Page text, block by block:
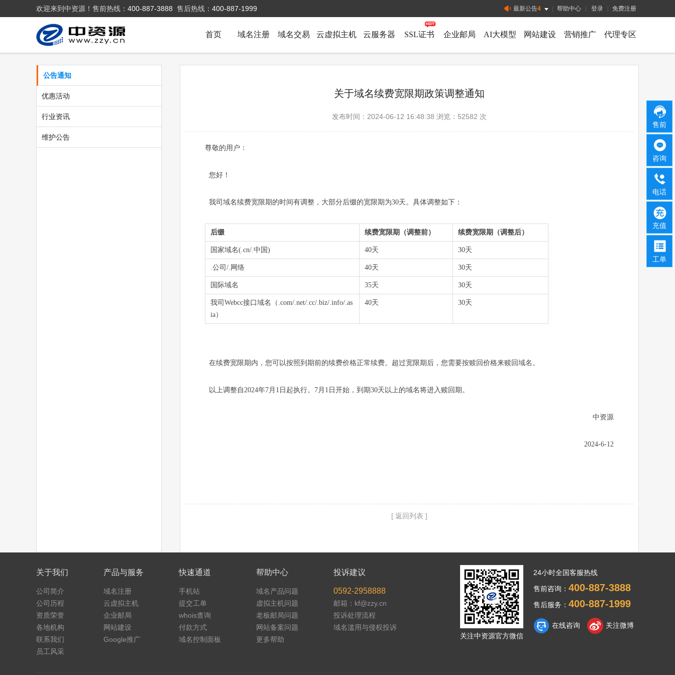
售前
咨询
电话
充值
工单
欢迎来到中资源！售前热线： 400-887-3888 售后热线： 400-887-1999 登录 免费注册
最新公告4 帮助中心
代理专区
营销推广
网站建设
AI大模型
企业邮局
SSL证书
云服务器
云虚拟主机
域名交易
域名注册
首页
公告通知
优惠活动
行业资讯
维护公告
关于域名续费宽限期政策调整通知
发布时间：2024-06-12 16:48:38 浏览：52582 次
尊敬的用户：
您好！
我司域名续费宽限期的时间有调整，大部分后缀的宽限期为30天。具体调整如下：
后缀 续费宽限期（调整前） 续费宽限期（调整后）
国家域名(.cn/.中国) 40天 30天
.公司/.网络 40天 30天
国际域名 35天 30天
我司Webcc接口域名（.com/.net/.cc/.biz/.info/.as
ia）
40天 30天
在续费宽限期内，您可以按照到期前的续费价格正常续费。超过宽限期后，您需要按赎回价格来赎回域名。
以上调整自2024年7月1日起执行。7月1日开始，到期30天以上的域名将进入赎回期。
中资源
2024-6-12
[ 返回列表 ]
关于我们
公司简介
公司历程
资质荣誉
各地机构
联系我们
员工风采
产品与服务
域名注册
云虚拟主机
企业邮局
网站建设
Google推广
快速通道
手机站
提交工单
whois查询
付款方式
域名控制面板
帮助中心
域名产品问题
虚拟主机问题
老板邮局问题
网站备案问题
更多帮助
投诉建议
0592-2958888
邮箱：kf@zzy.cn
投诉处理流程
域名滥用与侵权投诉
关注中资源官方微信
24小时全国客服热线
售前咨询： 400-887-3888
售后服务： 400-887-1999
在线咨询 关注微博